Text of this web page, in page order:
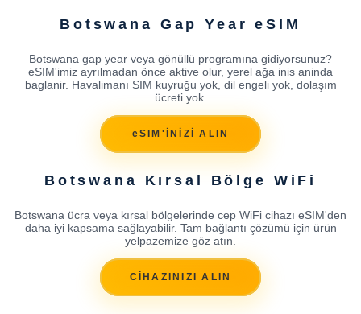
Botswana Gap Year eSIM
Botswana gap year veya gönüllü programına gidiyorsunuz?
eSIM'imiz ayrılmadan önce aktive olur, yerel ağa inis aninda
baglanir. Havalimanı SIM kuyruğu yok, dil engeli yok, dolaşım
ücreti yok.
eSIM'İNİZİ ALIN
Botswana Kırsal Bölge WiFi
Botswana ücra veya kırsal bölgelerinde cep WiFi cihazı eSIM'den
daha iyi kapsama sağlayabilir. Tam bağlantı çözümü için ürün
yelpazemize göz atın.
CİHAZINIZI ALIN